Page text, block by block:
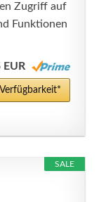
Zugriff auf
Funktionen
EUR
SALE